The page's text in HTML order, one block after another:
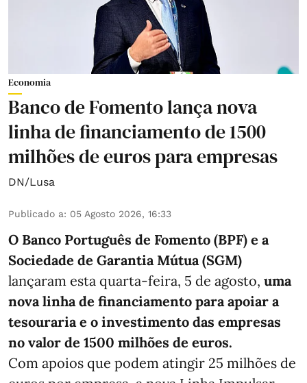
Economia
Banco de Fomento lança nova
linha de financiamento de 1500
milhões de euros para empresas
DN/Lusa
Publicado a: 05 Agosto 2026, 16:33
O Banco Português de Fomento (BPF) e a
Sociedade de Garantia Mútua (SGM)
lançaram esta quarta-feira, 5 de agosto, uma
nova linha de financiamento para apoiar a
tesouraria e o investimento das empresas
no valor de 1500 milhões de euros.
Com apoios que podem atingir 25 milhões de